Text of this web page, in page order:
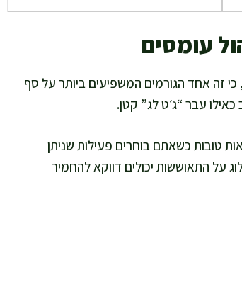
עומסים
כי זה אחד הגורמים המשפיעים ביותר על סף
עבר “ג׳ט לג” קטן.
טובות כשאתם בוחרים פעילות שניתן
על התאוששות יכולים דווקא להחמיר